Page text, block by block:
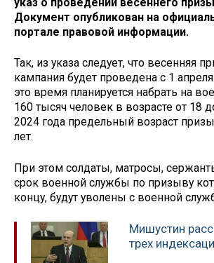
Документ опубликован на
портале правовой информации.
Так, из указа следует, что весенняя
кампания будет проведена с 1
это время планируется набрать на
160 тысяч человек в возрасте от 18
2024 года предельный возраст
лет.
При этом солдаты, матросы,
срок военной службы по призыву
концу, будут уволены с военной
Мишустин
трех